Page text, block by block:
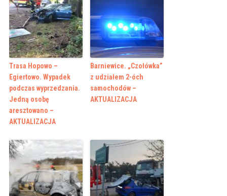
Trasa Hopowo –
Egiertowo. Wypadek
podczas wyprzedzania.
Jedną osobę
aresztowano –
AKTUALIZACJA
Barniewice. „Czołówka”
z udziałem 2-óch
samochodów –
AKTUALIZACJA